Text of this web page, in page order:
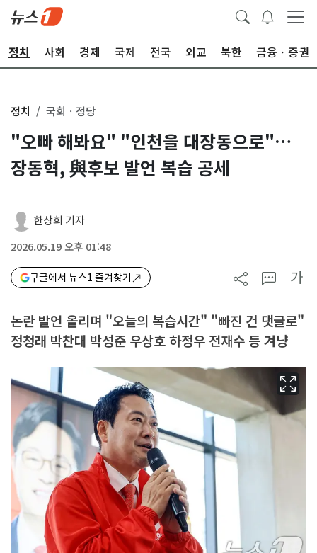
정치 사회 경제 국제 전국 외교 북한 금융ㆍ증권
정치 국회ㆍ정당
"오빠 해봐요" "인천을 대장동으로"…
장동혁, 與후보 발언 복습 공세
한상희 기자
2026.05.19 오후 01:48
구글에서 뉴스1 즐겨찾기 가
논란 발언 올리며 "오늘의 복습시간" "빠진 건 댓글로"
정청래 박찬대 박성준 우상호 하정우 전재수 등 겨냥